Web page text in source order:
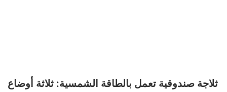
ثلاجة صندوقية تعمل بالطاقة الشمسية: ثلاثة أوضاع